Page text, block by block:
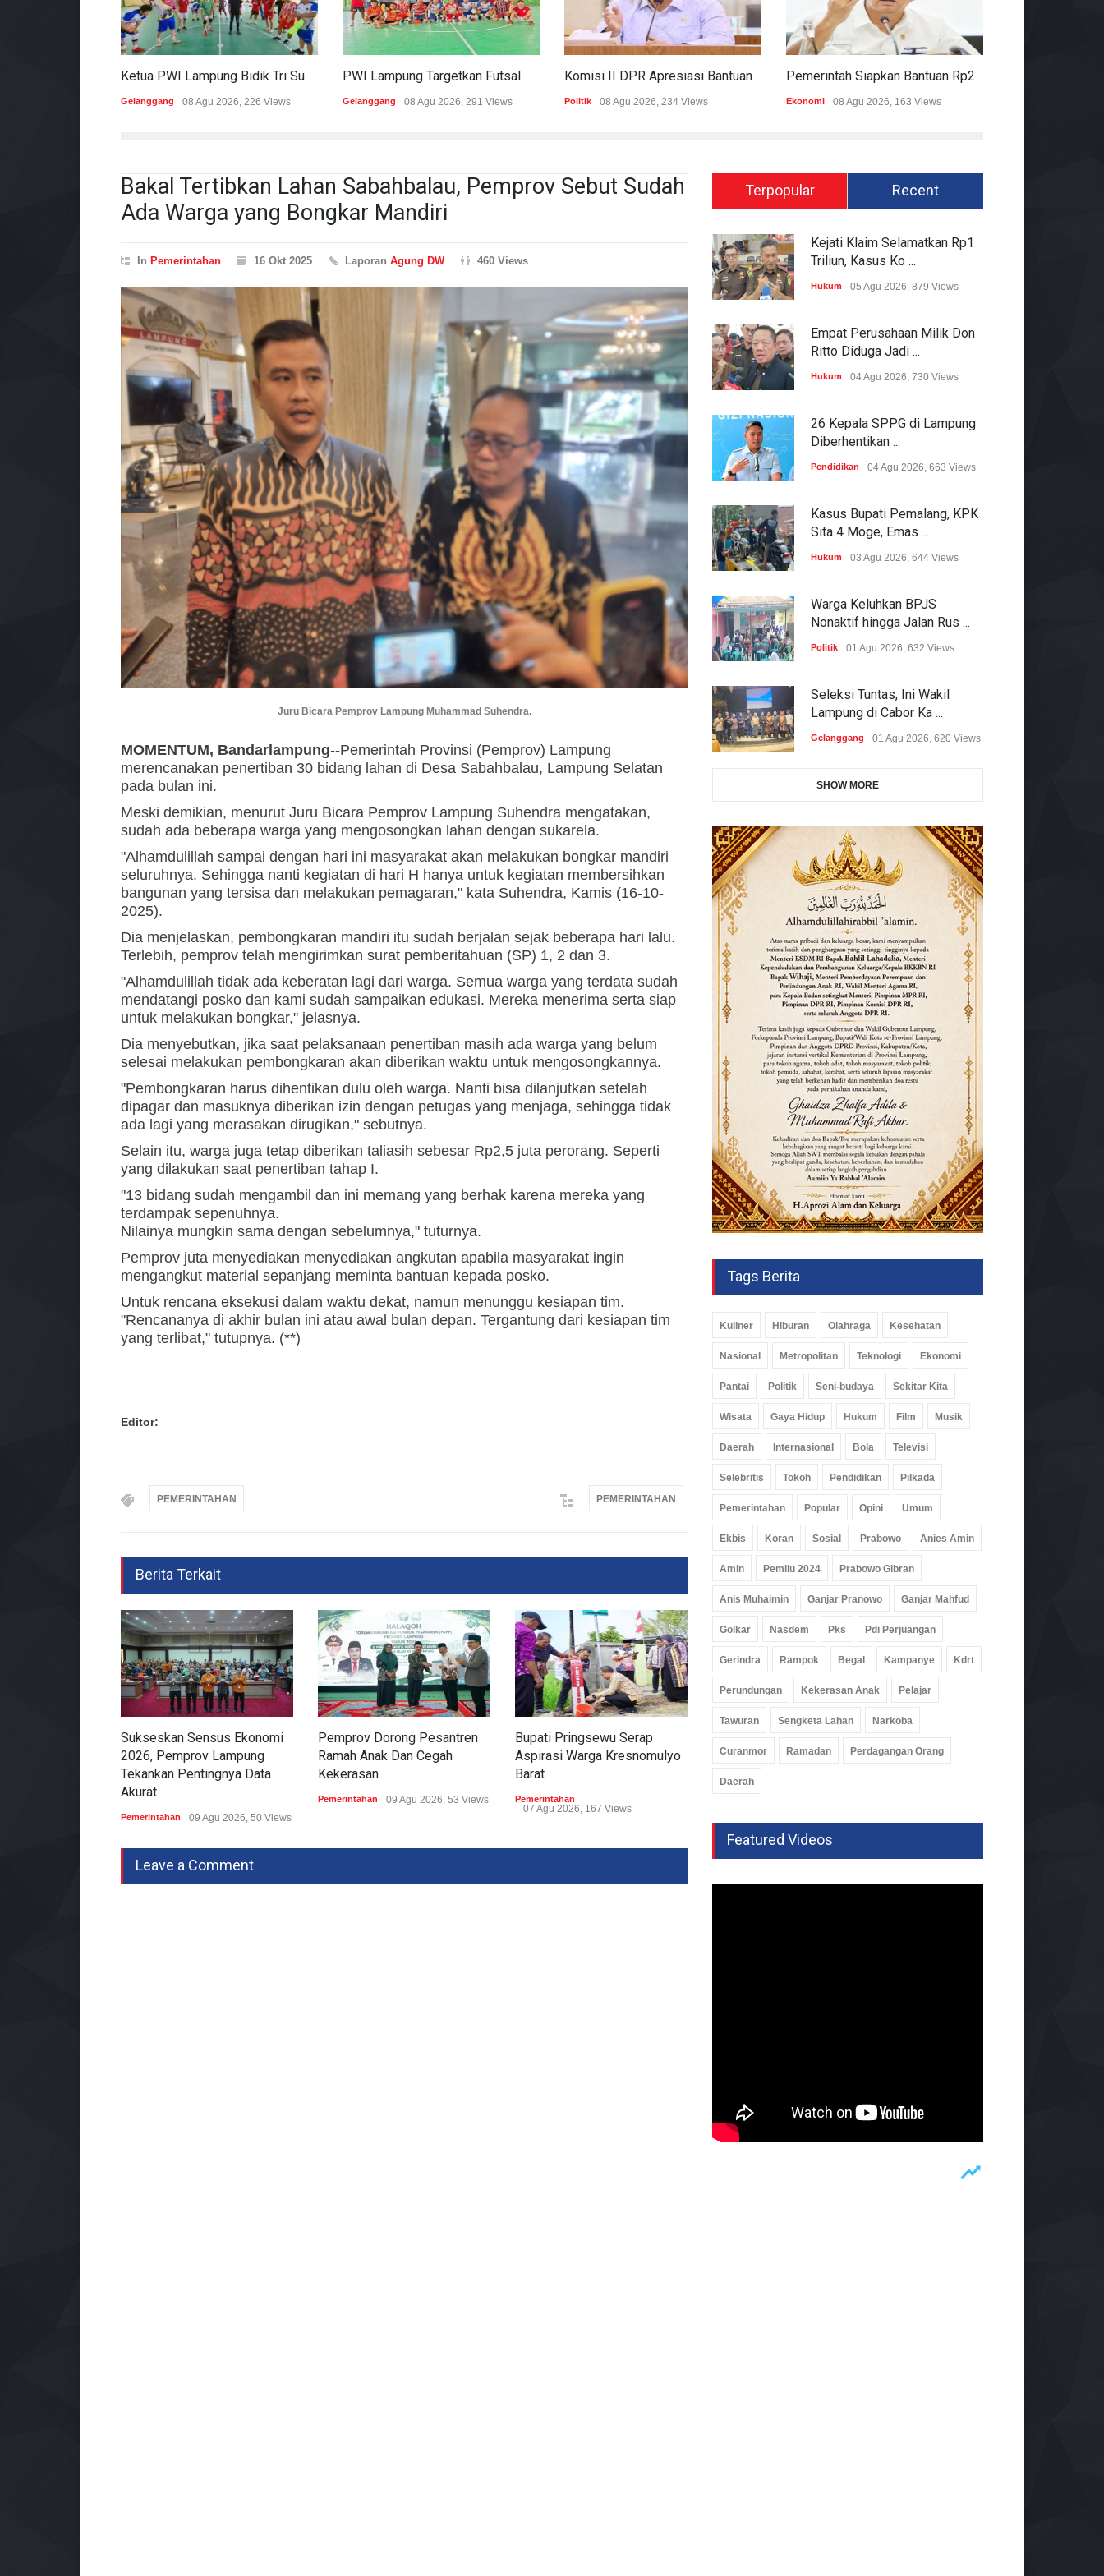
Gelanggang 08 Agu 2026, 226 Views Gelanggang 08 Agu 2026, 291 Views Politik 08 Agu 2026, 234 Views Ekonomi 08 Agu 2026, 163 Views
Bakal Tertibkan Lahan Sabahbalau, Pemprov Sebut Sudah
Ada Warga yang Bongkar Mandiri
In Pemerintahan 16 Okt 2025 Laporan Agung DW 460 Views
Juru Bicara Pemprov Lampung Muhammad Suhendra.
MOMENTUM, Bandarlampung--Pemerintah Provinsi (Pemprov) Lampung
merencanakan penertiban 30 bidang lahan di Desa Sabahbalau, Lampung Selatan
pada bulan ini.
Meski demikian, menurut Juru Bicara Pemprov Lampung Suhendra mengatakan,
sudah ada beberapa warga yang mengosongkan lahan dengan sukarela.
"Alhamdulillah sampai dengan hari ini masyarakat akan melakukan bongkar mandiri
seluruhnya. Sehingga nanti kegiatan di hari H hanya untuk kegiatan membersihkan
bangunan yang tersisa dan melakukan pemagaran," kata Suhendra, Kamis (16-10-
2025).
Dia menjelaskan, pembongkaran mandiri itu sudah berjalan sejak beberapa hari lalu.
Terlebih, pemprov telah mengirimkan surat pemberitahuan (SP) 1, 2 dan 3.
"Alhamdulillah tidak ada keberatan lagi dari warga. Semua warga yang terdata sudah
mendatangi posko dan kami sudah sampaikan edukasi. Mereka menerima serta siap
untuk melakukan bongkar," jelasnya.
Dia menyebutkan, jika saat pelaksanaan penertiban masih ada warga yang belum
selesai melakukan pembongkaran akan diberikan waktu untuk mengosongkannya.
"Pembongkaran harus dihentikan dulu oleh warga. Nanti bisa dilanjutkan setelah
dipagar dan masuknya diberikan izin dengan petugas yang menjaga, sehingga tidak
ada lagi yang merasakan dirugikan," sebutnya.
Selain itu, warga juga tetap diberikan taliasih sebesar Rp2,5 juta perorang. Seperti
yang dilakukan saat penertiban tahap I.
"13 bidang sudah mengambil dan ini memang yang berhak karena mereka yang
terdampak sepenuhnya.
Nilainya mungkin sama dengan sebelumnya," tuturnya.
Pemprov juta menyediakan menyediakan angkutan apabila masyarakat ingin
mengangkut material sepanjang meminta bantuan kepada posko.
Untuk rencana eksekusi dalam waktu dekat, namun menunggu kesiapan tim.
"Rencananya di akhir bulan ini atau awal bulan depan. Tergantung dari kesiapan tim
yang terlibat," tutupnya. (**)
Editor:
PEMERINTAHAN PEMERINTAHAN
Berita Terkait
Sukseskan Sensus Ekonomi
2026, Pemprov Lampung
Tekankan Pentingnya Data
Akurat
Pemerintahan 09 Agu 2026, 50 Views
Pemprov Dorong Pesantren
Ramah Anak Dan Cegah
Kekerasan
Pemerintahan 09 Agu 2026, 53 Views
Bupati Pringsewu Serap
Aspirasi Warga Kresnomulyo
Barat
Pemerintahan
07 Agu 2026, 167 Views
Jadi Motor Pembangunan
Pemerintahan
Leave a Comment
Terpopular Recent
Kejati Klaim Selamatkan Rp1
Triliun, Kasus Ko ...
Hukum 05 Agu 2026, 879 Views
Empat Perusahaan Milik Don
Ritto Diduga Jadi ...
Hukum 04 Agu 2026, 730 Views
26 Kepala SPPG di Lampung
Diberhentikan ...
Pendidikan 04 Agu 2026, 663 Views
Kasus Bupati Pemalang, KPK
Sita 4 Moge, Emas ...
Hukum 03 Agu 2026, 644 Views
Warga Keluhkan BPJS
Nonaktif hingga Jalan Rus ...
Politik 01 Agu 2026, 632 Views
Seleksi Tuntas, Ini Wakil
Lampung di Cabor Ka ...
Gelanggang 01 Agu 2026, 620 Views
SHOW MORE
Tags Berita
Kuliner Hiburan Olahraga Kesehatan
Nasional Metropolitan Teknologi Ekonomi
Pantai Politik Seni-budaya Sekitar Kita
Wisata Gaya Hidup Hukum Film Musik
Daerah Internasional Bola Televisi
Selebritis Tokoh Pendidikan Pilkada
Pemerintahan Popular Opini Umum
Ekbis Koran Sosial Prabowo Anies Amin
Amin Pemilu 2024 Prabowo Gibran
Anis Muhaimin Ganjar Pranowo Ganjar Mahfud
Golkar Nasdem Pks Pdi Perjuangan
Gerindra Rampok Begal Kampanye Kdrt
Perundungan Kekerasan Anak Pelajar
Tawuran Sengketa Lahan Narkoba
Curanmor Ramadan Perdagangan Orang
Daerah
Featured Videos